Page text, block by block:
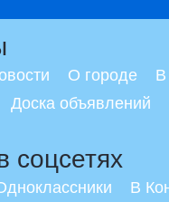
О городе
В
Доска объявлений
соцсетях
В